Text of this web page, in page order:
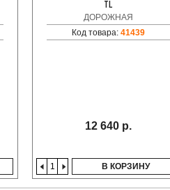
TL
ДОРОЖНАЯ
Код товара: 41439
12 640 р.
В КОРЗИНУ